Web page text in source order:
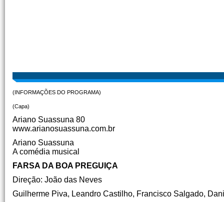
(INFORMAÇÕES DO PROGRAMA)
(Capa)
Ariano Suassuna 80
www.arianosuassuna.com.br
Ariano Suassuna
A comédia musical
FARSA DA BOA PREGUIÇA
Direção: João das Neves
Guilherme Piva, Leandro Castilho, Francisco Salgado,